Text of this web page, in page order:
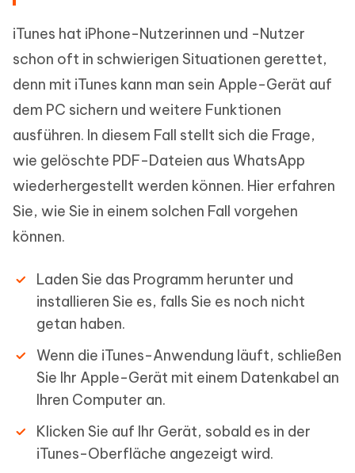
iTunes hat iPhone-Nutzerinnen und -Nutzer
schon oft in schwierigen Situationen gerettet,
denn mit iTunes kann man sein Apple-Gerät auf
dem PC sichern und weitere Funktionen
ausführen. In diesem Fall stellt sich die Frage,
wie gelöschte PDF-Dateien aus WhatsApp
wiederhergestellt werden können. Hier erfahren
Sie, wie Sie in einem solchen Fall vorgehen
können.
Laden Sie das Programm herunter und
installieren Sie es, falls Sie es noch nicht
getan haben.
Wenn die iTunes-Anwendung läuft, schließen
Sie Ihr Apple-Gerät mit einem Datenkabel an
Ihren Computer an.
Klicken Sie auf Ihr Gerät, sobald es in der
iTunes-Oberfläche angezeigt wird.